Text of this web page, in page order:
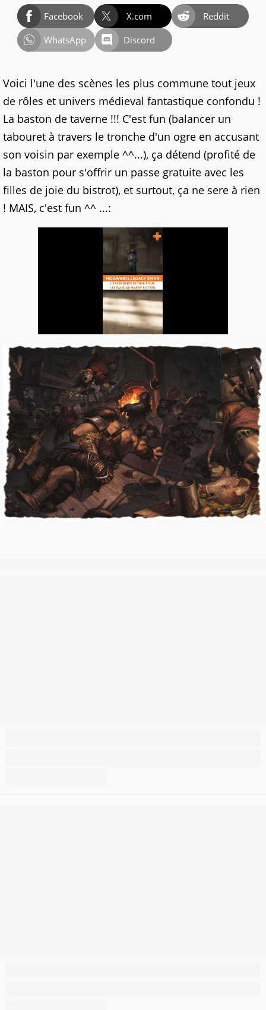
Facebook X.com
Reddit
WhatsApp
Discord
Voici l'une des scènes les plus commune tout jeux
de rôles et univers médieval fantastique confondu !
La baston de taverne !!! C'est fun (balancer un
tabouret à travers le tronche d'un ogre en accusant
son voisin par exemple ^^...), ça détend (profité de
la baston pour s'offrir un passe gratuite avec les
filles de joie du bistrot), et surtout, ça ne sere à rien
! MAIS, c'est fun ^^ ...: